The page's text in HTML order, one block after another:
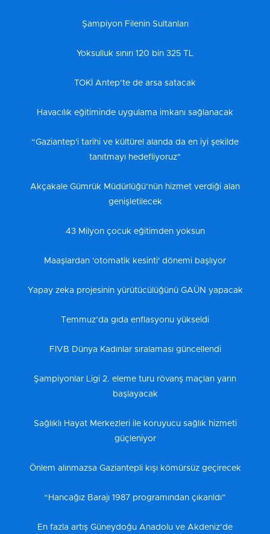
Şampiyon Filenin Sultanları
Yoksulluk sınırı 120 bin 325 TL
TOKİ Antep’te de arsa satacak
Havacılık eğitiminde uygulama imkanı sağlanacak
“Gaziantep'i tarihi ve kültürel alanda da en iyi şekilde
tanıtmayı hedefliyoruz"
Akçakale Gümrük Müdürlüğü’nün hizmet verdiği alan
genişletilecek
43 Milyon çocuk eğitimden yoksun
Maaşlardan 'otomatik kesinti' dönemi başlıyor
Yapay zeka projesinin yürütücülüğünü GAÜN yapacak
Temmuz’da gıda enflasyonu yükseldi
FIVB Dünya Kadınlar sıralaması güncellendi
Şampiyonlar Ligi 2. eleme turu rövanş maçları yarın
başlayacak
Sağlıklı Hayat Merkezleri ile koruyucu sağlık hizmeti
güçleniyor
Önlem alınmazsa Gaziantepli kışı kömürsüz geçirecek
“Hancağız Barajı 1987 programından çıkarıldı”
En fazla artış Güneydoğu Anadolu ve Akdeniz’de